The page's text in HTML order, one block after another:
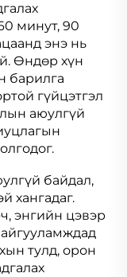
минут, 90
энэ нь
Өндөр хүн
барилга
гүйцэтгэл
аюулгүй
байдал,
хангадаг.
энгийн цэвэр
тулд, орон